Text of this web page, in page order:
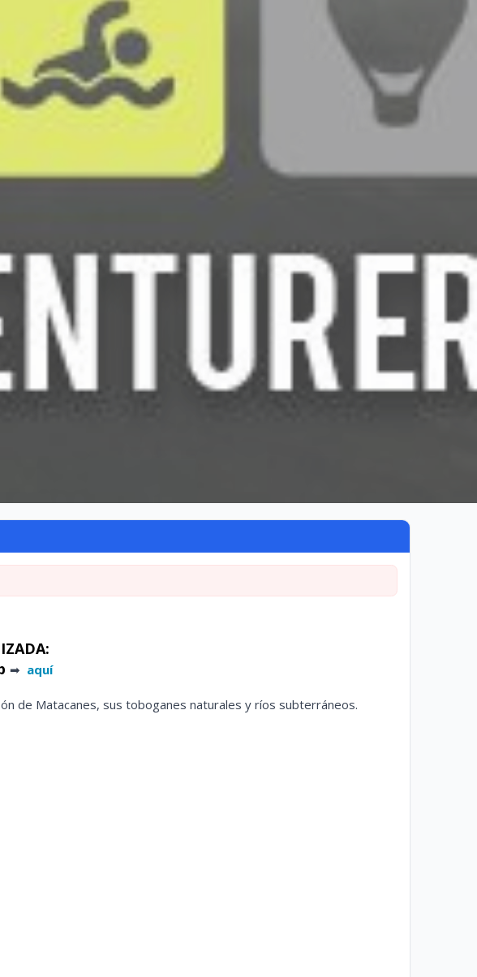
➡ aquí
de Matacanes, sus toboganes naturales y ríos subterráneos.